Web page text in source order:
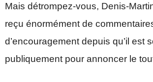
Mais détrompez-vous, Denis-
reçu énormément de
d’encouragement depuis qu’il est
publiquement pour annoncer le